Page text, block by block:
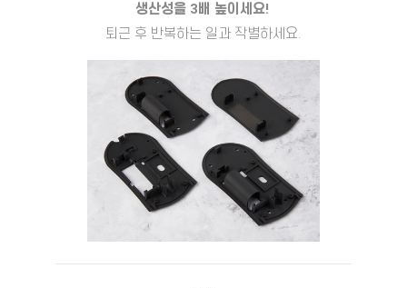
생산성을 3배 높이세요!
퇴근 후 반복하는 일과 작별하세요.